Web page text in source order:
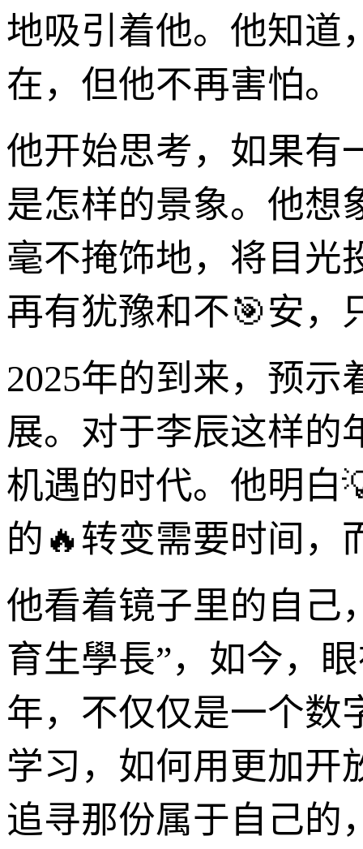
地吸引着他。他知道
在，但他不再害怕。
他开始思考，如果有
是怎样的景象。他想
毫不掩饰地，将目光
再有犹豫和不🎯安，
2025年的到来，预
展。对于李辰这样的
机遇的时代。他明白
的🔥转变需要时间，
他看着镜子里的自己
育生學長”，如今，
年，不仅仅是一个数
学习，如何用更加开
追寻那份属于自己的